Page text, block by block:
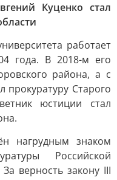
Куценко стал
работает
года. В 2018-м его
района, а с
прокуратуру Старого
юстиции стал
нагрудным знаком
Российской
верность закону III